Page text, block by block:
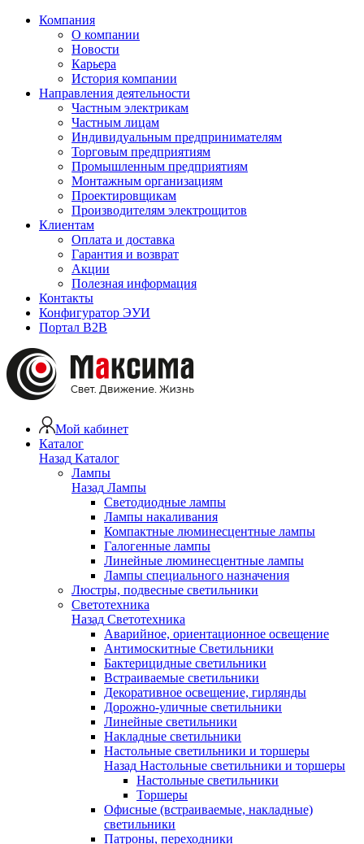
Компания
О компании
Новости
Карьера
История компании
Направления деятельности
Частным электрикам
Частным лицам
Индивидуальным предпринимателям
Торговым предприятиям
Промышленным предприятиям
Монтажным организациям
Проектировщикам
Производителям электрощитов
Клиентам
Оплата и доставка
Гарантия и возврат
Акции
Полезная информация
Контакты
Конфигуратор ЭУИ
Портал B2B
Мой кабинет
Каталог
Назад Каталог
Лампы
Назад Лампы
Светодиодные лампы
Лампы накаливания
Компактные люминесцентные лампы
Галогенные лампы
Линейные люминесцентные лампы
Лампы специального назначения
Люстры, подвесные светильники
Светотехника
Назад Светотехника
Аварийное, ориентационное освещение
Антимоскитные Светильники
Бактерицидные светильники
Встраиваемые светильники
Декоративное освещение, гирлянды
Дорожно-уличные светильники
Линейные светильники
Накладные светильники
Настольные светильники и торшеры
Назад Настольные светильники и торшеры
Настольные светильники
Торшеры
Офисные (встраиваемые, накладные)
светильники
Патроны, переходники